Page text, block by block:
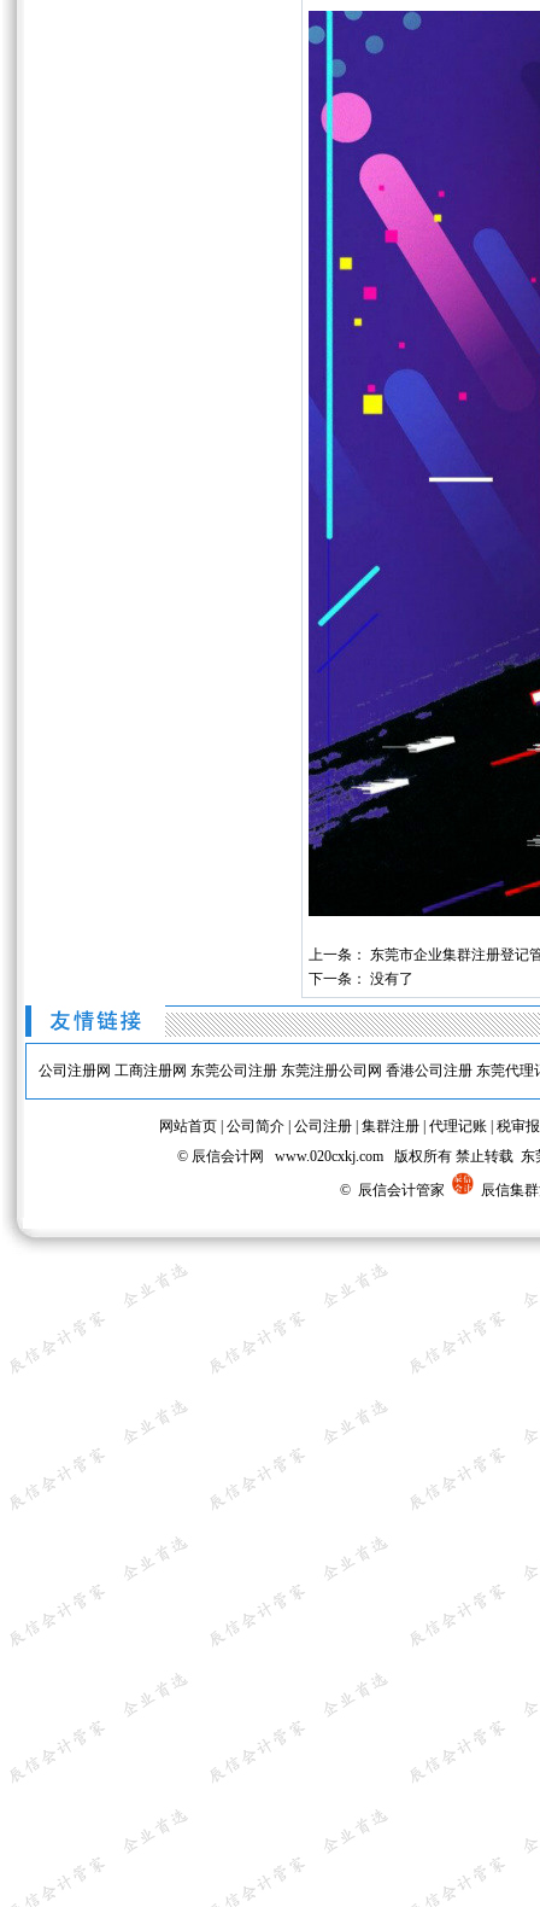
上一条： 东莞市企业集群注册登记
下一条： 没有了
公司注册网 工商注册网 东莞公司注册 东莞注册公司网 香港公司注册 东莞代理
网站首页 公司简介 公司注册 集群注册 代理记账 税审
© 辰信会计网 www.020cxkj.com 版权所有 禁止转载
© 辰信会计管家
辰信集